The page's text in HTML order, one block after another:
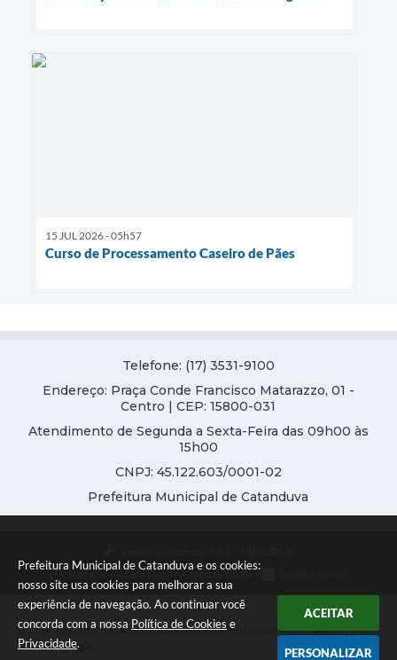
Prefeitura Municipal de Catanduva e os cookies:
nosso site usa cookies para melhorar a sua
experiência de navegação. Ao continuar você
concorda com a nossa Política de Cookies e
Privacidade.
ACEITAR
PERSONALIZAR
15 JUL 2026 - 05h57
Curso de Processamento Caseiro de Pães
Telefone: (17) 3531-9100
Endereço: Praça Conde Francisco Matarazzo, 01 -
Centro | CEP: 15800-031
Atendimento de Segunda a Sexta-Feira das 09h00 às
15h00
CNPJ: 45.122.603/0001-02
Prefeitura Municipal de Catanduva
Portal atualizado em:
Copyright Instar - 2006-2026. Todos os direitos reservados -
Instar Tecnologia